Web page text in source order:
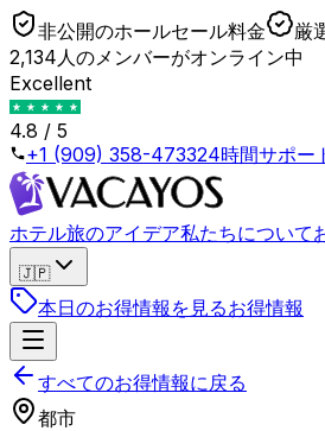
非公開のホールセール料金
厳
2,134人のメンバーがオンライン中
Excellent
4.8 / 5
+1 (909) 358-473324時間サポー
ホテル旅のアイデア私たちについて
🇯🇵
本日のお得情報を見るお得情報
すべてのお得情報に戻る
都市